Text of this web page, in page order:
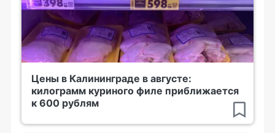
Цены в Калининграде в августе:
килограмм куриного филе приближается
к 600 рублям